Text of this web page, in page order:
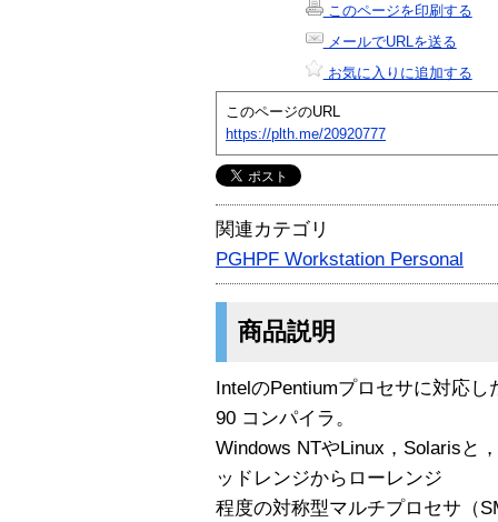
このページを印刷する
メールでURLを送る
お気に入りに追加する
このページのURL
https://plth.me/20920777
関連カテゴリ
PGHPF Workstation Personal
商品説明
IntelのPentiumプロセサに対応
90 コンパイラ。
Windows NTやLinux，Solarisと
ッドレンジからローレンジ
程度の対称型マルチプロセサ（